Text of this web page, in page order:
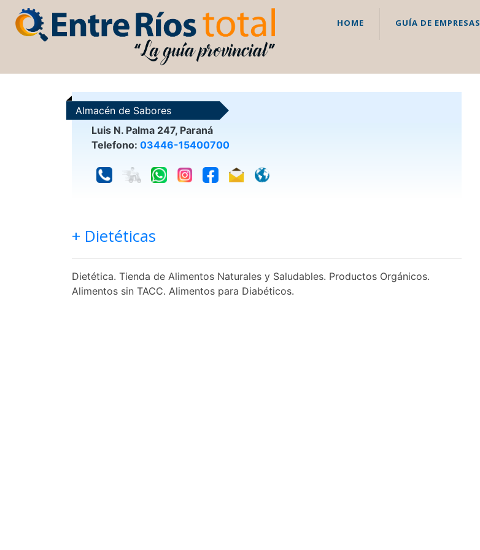
HOME GUÍA DE EMPRESAS
Almacén de Sabores
Luis N. Palma 247, Paraná
Telefono: 03446-15400700
+ Dietéticas
Dietética. Tienda de Alimentos Naturales y Saludables. Productos Orgánicos.
Alimentos sin TACC. Alimentos para Diabéticos.